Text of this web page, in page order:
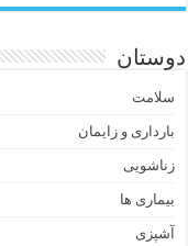
دوستان
سلامت
بارداری و زایمان
زناشویی
بیماری ها
آشپزی